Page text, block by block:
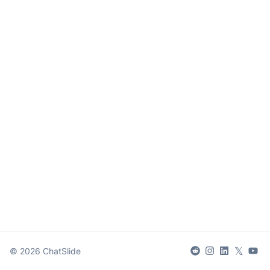
© 2026 ChatSlide 𝕏